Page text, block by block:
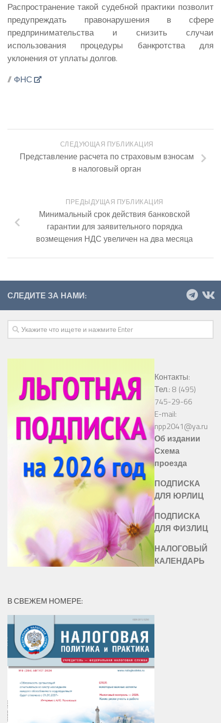
Распространение такой судебной практики позволит
предупреждать правонарушения в сфере
предпринимательства и снизить случаи
использования процедуры банкротства для
уклонения от уплаты долгов.
// ФНС
СЛЕДУЮЩАЯ ПУБЛИКАЦИЯ
Представление расчета по страховым взносам
в налоговый орган
ПРЕДЫДУЩАЯ ПУБЛИКАЦИЯ
Минимальный срок действия банковской
гарантии для заявительного порядка
возмещения НДС увеличен на два месяца
СЛЕДИТЕ ЗА НАМИ:
Контакты:
Тел.: 8 (495)
745-29-66
E-mail:
npp2041@ya.ru
Об издании
Схема
проезда
ПОДПИСКА
ДЛЯ ЮРЛИЦ
ПОДПИСКА
ДЛЯ ФИЗЛИЦ
НАЛОГОВЫЙ
КАЛЕНДАРЬ
В СВЕЖЕМ НОМЕРЕ: